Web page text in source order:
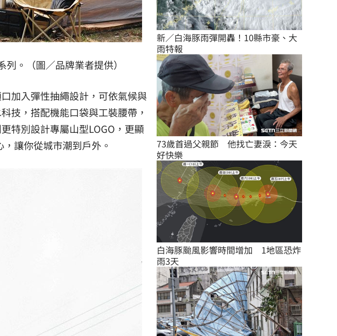
。（圖／品牌業者提供）
加入彈性抽繩設計，可依氣候與
技，搭配機能口袋與工裝腰帶，
特別設計專屬山型LOGO，更顯
讓你從城市潮到戶外。
新／白海豚雨彈開轟！10縣市豪、大
雨特報
73歲首過父親節　他找亡妻淚：今天
好快樂
白海豚颱風影響時間增加　1地區恐炸
雨3天